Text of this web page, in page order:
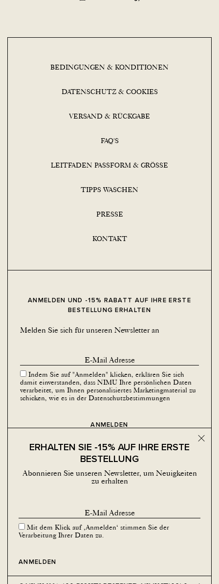
ERHALTEN SIE -15% AUF IHRE ERSTE
BESTELLUNG
Abonnieren Sie unseren Newsletter, um Neuigkeiten
zu erhalten
Mit dem Klick auf ‚Anmelden‘ stimmen Sie der
Verarbeitung Ihrer Daten zu.
BEDINGUNGEN & KONDITIONEN
DATENSCHUTZ & COOKIES
VERSAND & RÜCKGABE
FAQ'S
LEITFADEN PASSFORM & GRÖSSE
TIPPS WASCHEN
PRESSE
KONTAKT
ANMELDEN UND -15% RABATT AUF IHRE ERSTE
BESTELLUNG ERHALTEN
Melden Sie sich für unseren Newsletter an
Indem Sie auf "Anmelden" klicken, erklären Sie sich
damit einverstanden, dass NIMU Ihre persönlichen Daten
verarbeitet, um Ihnen personalisiertes Marketingmaterial zu
schicken, wie es in der Datenschutzbestimmungen
Facebook Instagram